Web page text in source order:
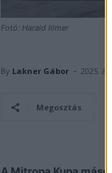
Fotó: Harald Illmer
By Lakner Gábor - 2025.
Megosztás